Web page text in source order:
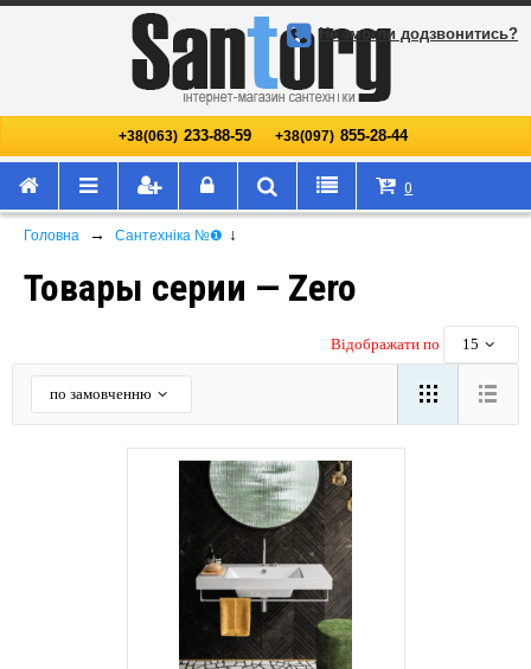
+38(063) 233-88-59 +38(097) 855-28-44
Не змогли додзвонитись?
0
Головна → Сантехніка №❶ ↓
Товары серии — Zero
Відображати по 15
по замовченню